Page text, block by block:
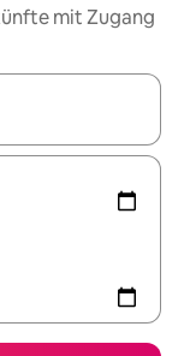
mit Zugang
mit den